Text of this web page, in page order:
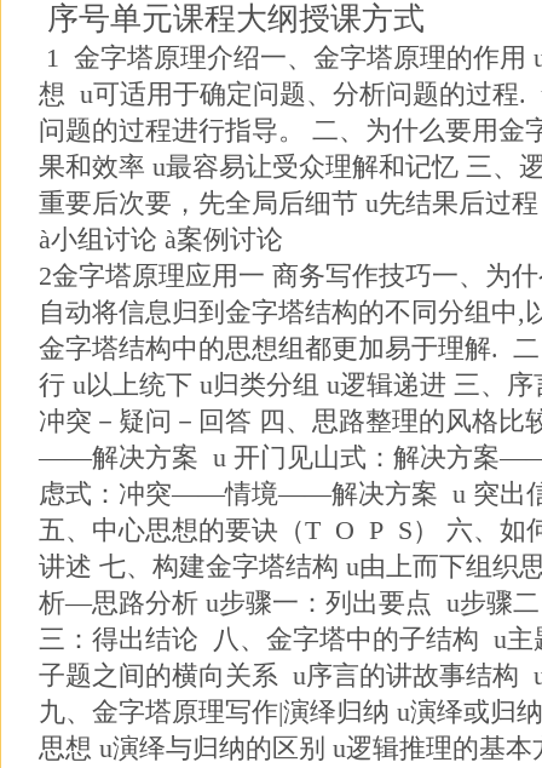
序号单元课程大纲授课方式
1 金字塔原理介绍一、金字塔原理的作用
想 u可适用于确定问题、分析问题的过程.
问题的过程进行指导。 二、为什么要用金
果和效率 u最容易让受众理解和记忆 三、
重要后次要，先全局后细节 u先结果后过
à小组讨论 à案例讨论
2金字塔原理应用一 商务写作技巧一、为
自动将信息归到金字塔结构的不同分组中
金字塔结构中的思想组都更加易于理解.
行 u以上统下 u归类分组 u逻辑递进 三、
冲突－疑问－回答 四、思路整理的风格
——解决方案 u 开门见山式：解决方案
虑式：冲突——情境——解决方案 u 突出
五、中心思想的要诀（T O P S） 六、如
讲述 七、构建金字塔结构 u由上而下组织
析—思路分析 u步骤一：列出要点 u步骤
三：得出结论 八、金字塔中的子结构 u
子题之间的横向关系 u序言的讲故事结构
九、金字塔原理写作|演绎归纳 u演绎或归
思想 u演绎与归纳的区别 u逻辑推理的基